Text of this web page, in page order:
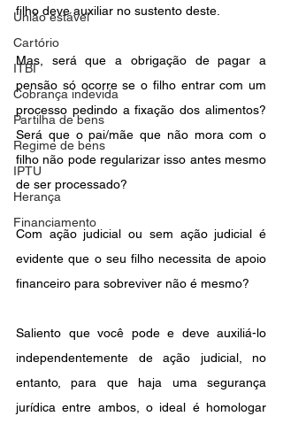
União estável
Cartório
ITBI
Cobrança indevida
Partilha de bens
Regime de bens
IPTU
Herança
Financiamento
filho deve auxiliar no sustento deste.
Mas, será que a obrigação de pagar a
pensão só ocorre se o filho entrar com um
processo pedindo a fixação dos alimentos?
Será que o pai/mãe que não mora com o
filho não pode regularizar isso antes mesmo
de ser processado?
Com ação judicial ou sem ação judicial é
evidente que o seu filho necessita de apoio
financeiro para sobreviver não é mesmo?
Saliento que você pode e deve auxiliá-lo
independentemente de ação judicial, no
entanto, para que haja uma segurança
jurídica entre ambos, o ideal é homologar